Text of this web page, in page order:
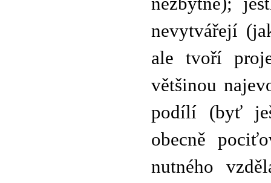
nevytvářejí
ale tvoří
většinou
podílí (byť
obecně
nutného